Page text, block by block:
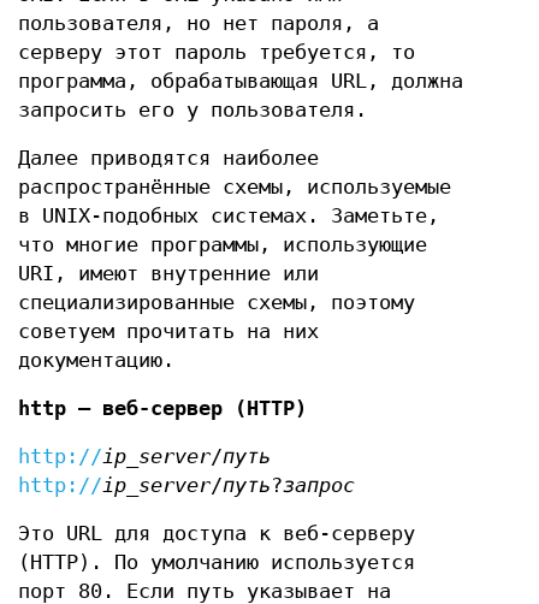
пользователя, но нет пароля, а
серверу этот пароль требуется, то
программа, обрабатывающая URL, должна
запросить его у пользователя.
Далее приводятся наиболее
распространённые схемы, используемые
в UNIX-подобных системах. Заметьте,
что многие программы, использующие
URI, имеют внутренние или
специализированные схемы, поэтому
советуем прочитать на них
документацию.
http — веб-сервер (HTTP)
http://ip_server/путь
http://ip_server/путь?запрос
Это URL для доступа к веб-серверу
(HTTP). По умолчанию используется
порт 80. Если путь указывает на